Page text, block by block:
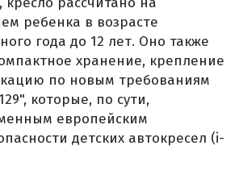
ребенка в возрасте
года до 12 лет. Оно также
хранение, крепление
по новым требованиям
которые, по сути,
европейским
детских автокресел (i-